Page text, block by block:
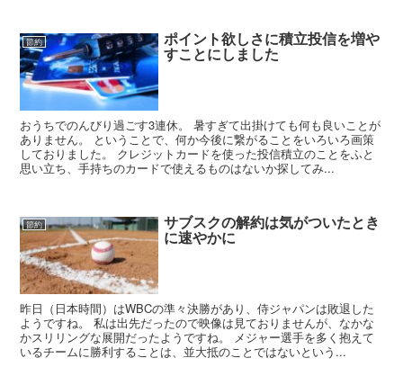
節約 ポイント欲しさに積立投信を増や
すことにしました
おうちでのんびり過ごす3連休。 暑すぎて出掛けても何も良いことが
ありません。 ということで、何か今後に繋がることをいろいろ画策
しておりました。 クレジットカードを使った投信積立のことをふと
思い立ち、手持ちのカードで使えるものはないか探してみ...
節約 サブスクの解約は気がついたとき
に速やかに
昨日（日本時間）はWBCの準々決勝があり、侍ジャパンは敗退した
ようですね。 私は出先だったので映像は見ておりませんが、なかな
かスリリングな展開だったようですね。 メジャー選手を多く抱えて
いるチームに勝利することは、並大抵のことではないという...